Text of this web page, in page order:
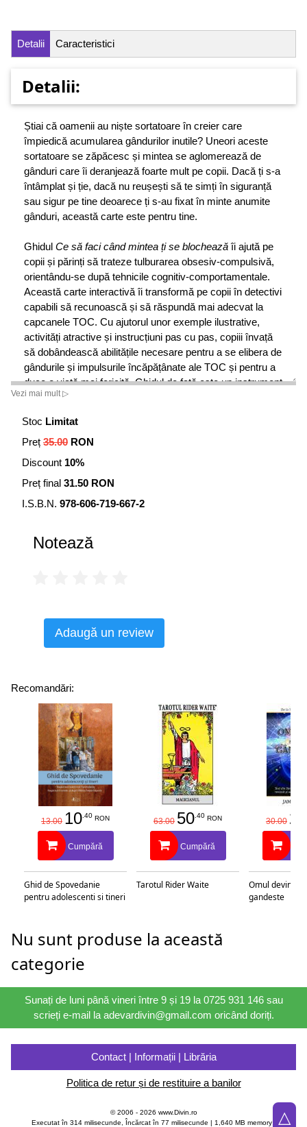
Detalii Caracteristici
Detalii:
Știai că oamenii au niște sortatoare în creier care
împiedică acumularea gândurilor inutile? Uneori aceste
sortatoare se zăpăcesc și mintea se aglomerează de
gânduri care îi deranjează foarte mult pe copii. Dacă ți s-a
întâmplat și ție, dacă nu reușești să te simți în siguranță
sau sigur pe tine deoarece ți s-au fixat în minte anumite
gânduri, această carte este pentru tine.
Ghidul Ce să faci când mintea ți se blocheazăîi ajută pe
copii și părinți să trateze tulburarea obsesiv-compulsivă,
orientându-se după tehnicile cognitiv-comportamentale.
Această carte interactivă îi transformă pe copii în detectivi
capabili să recunoască și să răspundă mai adecvat la
capcanele TOC. Cu ajutorul unor exemple ilustrative,
activități atractive și instrucțiuni pas cu pas, copiii învață
să dobândească abilitățile necesare pentru a se elibera de
gândurile și impulsurile încăpățânate ale TOC și pentru a
duce o viață mai fericită. Ghidul de față este un instrument
util și complet pentru a-i învăța, motiva și stimula pe copii
Dr. DAWN HUEBNER este psiholog clinician în Exeter,
New Hampshire, specializată în tratarea copiilor și a
Desenele pline de fantezie ale lui Bonnie Matthews apar în
Vezi mai mult ▷
Stoc Limitat
Preț 35.00 RON
Discount 10%
Preț final 31.50 RON
I.S.B.N. 978-606-719-667-2
Notează
Adaugă un review
Recomandări:
13.00 10.40 RON
Cumpără
Ghid de Spovedanie
pentru adolescenti si tineri
63.00 50.40 RON
Cumpără
Tarotul Rider Waite
30.00 25
Omul devine
gandeste
Nu sunt produse la această
categorie
Sunați de luni până vineri între 9 și 19 la 0725 931 146 sau
scrieți e-mail la adevardivin@gmail.com oricând doriți.
Contact | Informații | Librăria
Politica de retur și de restituire a banilor
© 2006 - 2026 www.Divin.ro
Executat în 314 milisecunde, Încărcat în 77 milisecunde | 1,640 MB memory | △